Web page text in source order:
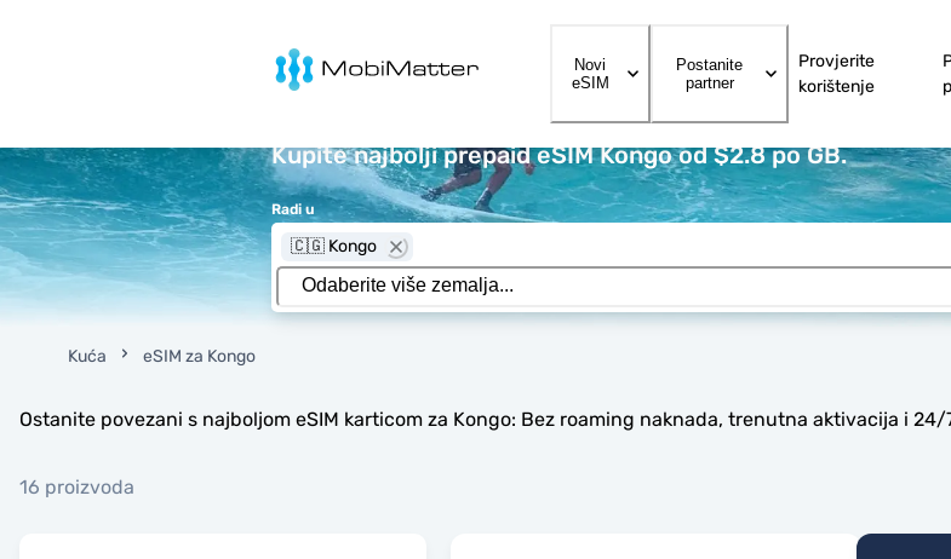
MobiMatter
Novi
eSIM
Postanite
partner
Provjerite
korištenje
Kupite najbolji prepaid eSIM Kongo od $2.8 po GB.
Radi u
🇨🇬 Kongo
Kuća eSIM za Kongo
Ostanite povezani s najboljom eSIM karticom za Kongo: Bez roaming naknada, trenutna aktivacija i 24/
16 proizvoda